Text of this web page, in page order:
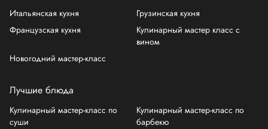
Итальянская кухня
Грузинская кухня
Французская кухня
Кулинарный мастер класс с
вином
Новогодний мастер-класс
Лучшие блюда
Кулинарный мастер-класс по
суши
Кулинарный мастер-класс по
барбекю